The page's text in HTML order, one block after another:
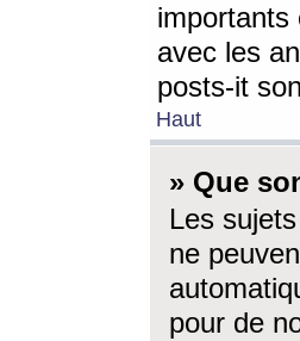
importants
avec les
posts-it
Haut
» Que
Les
ne
pour de